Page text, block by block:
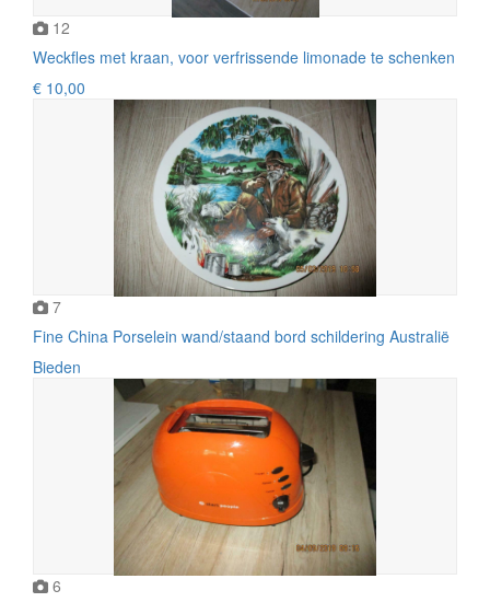
12
Weckfles met kraan, voor verfrissende limonade te schenken
€ 10,00
7
Fine China Porselein wand/staand bord schildering Australië
Bieden
6